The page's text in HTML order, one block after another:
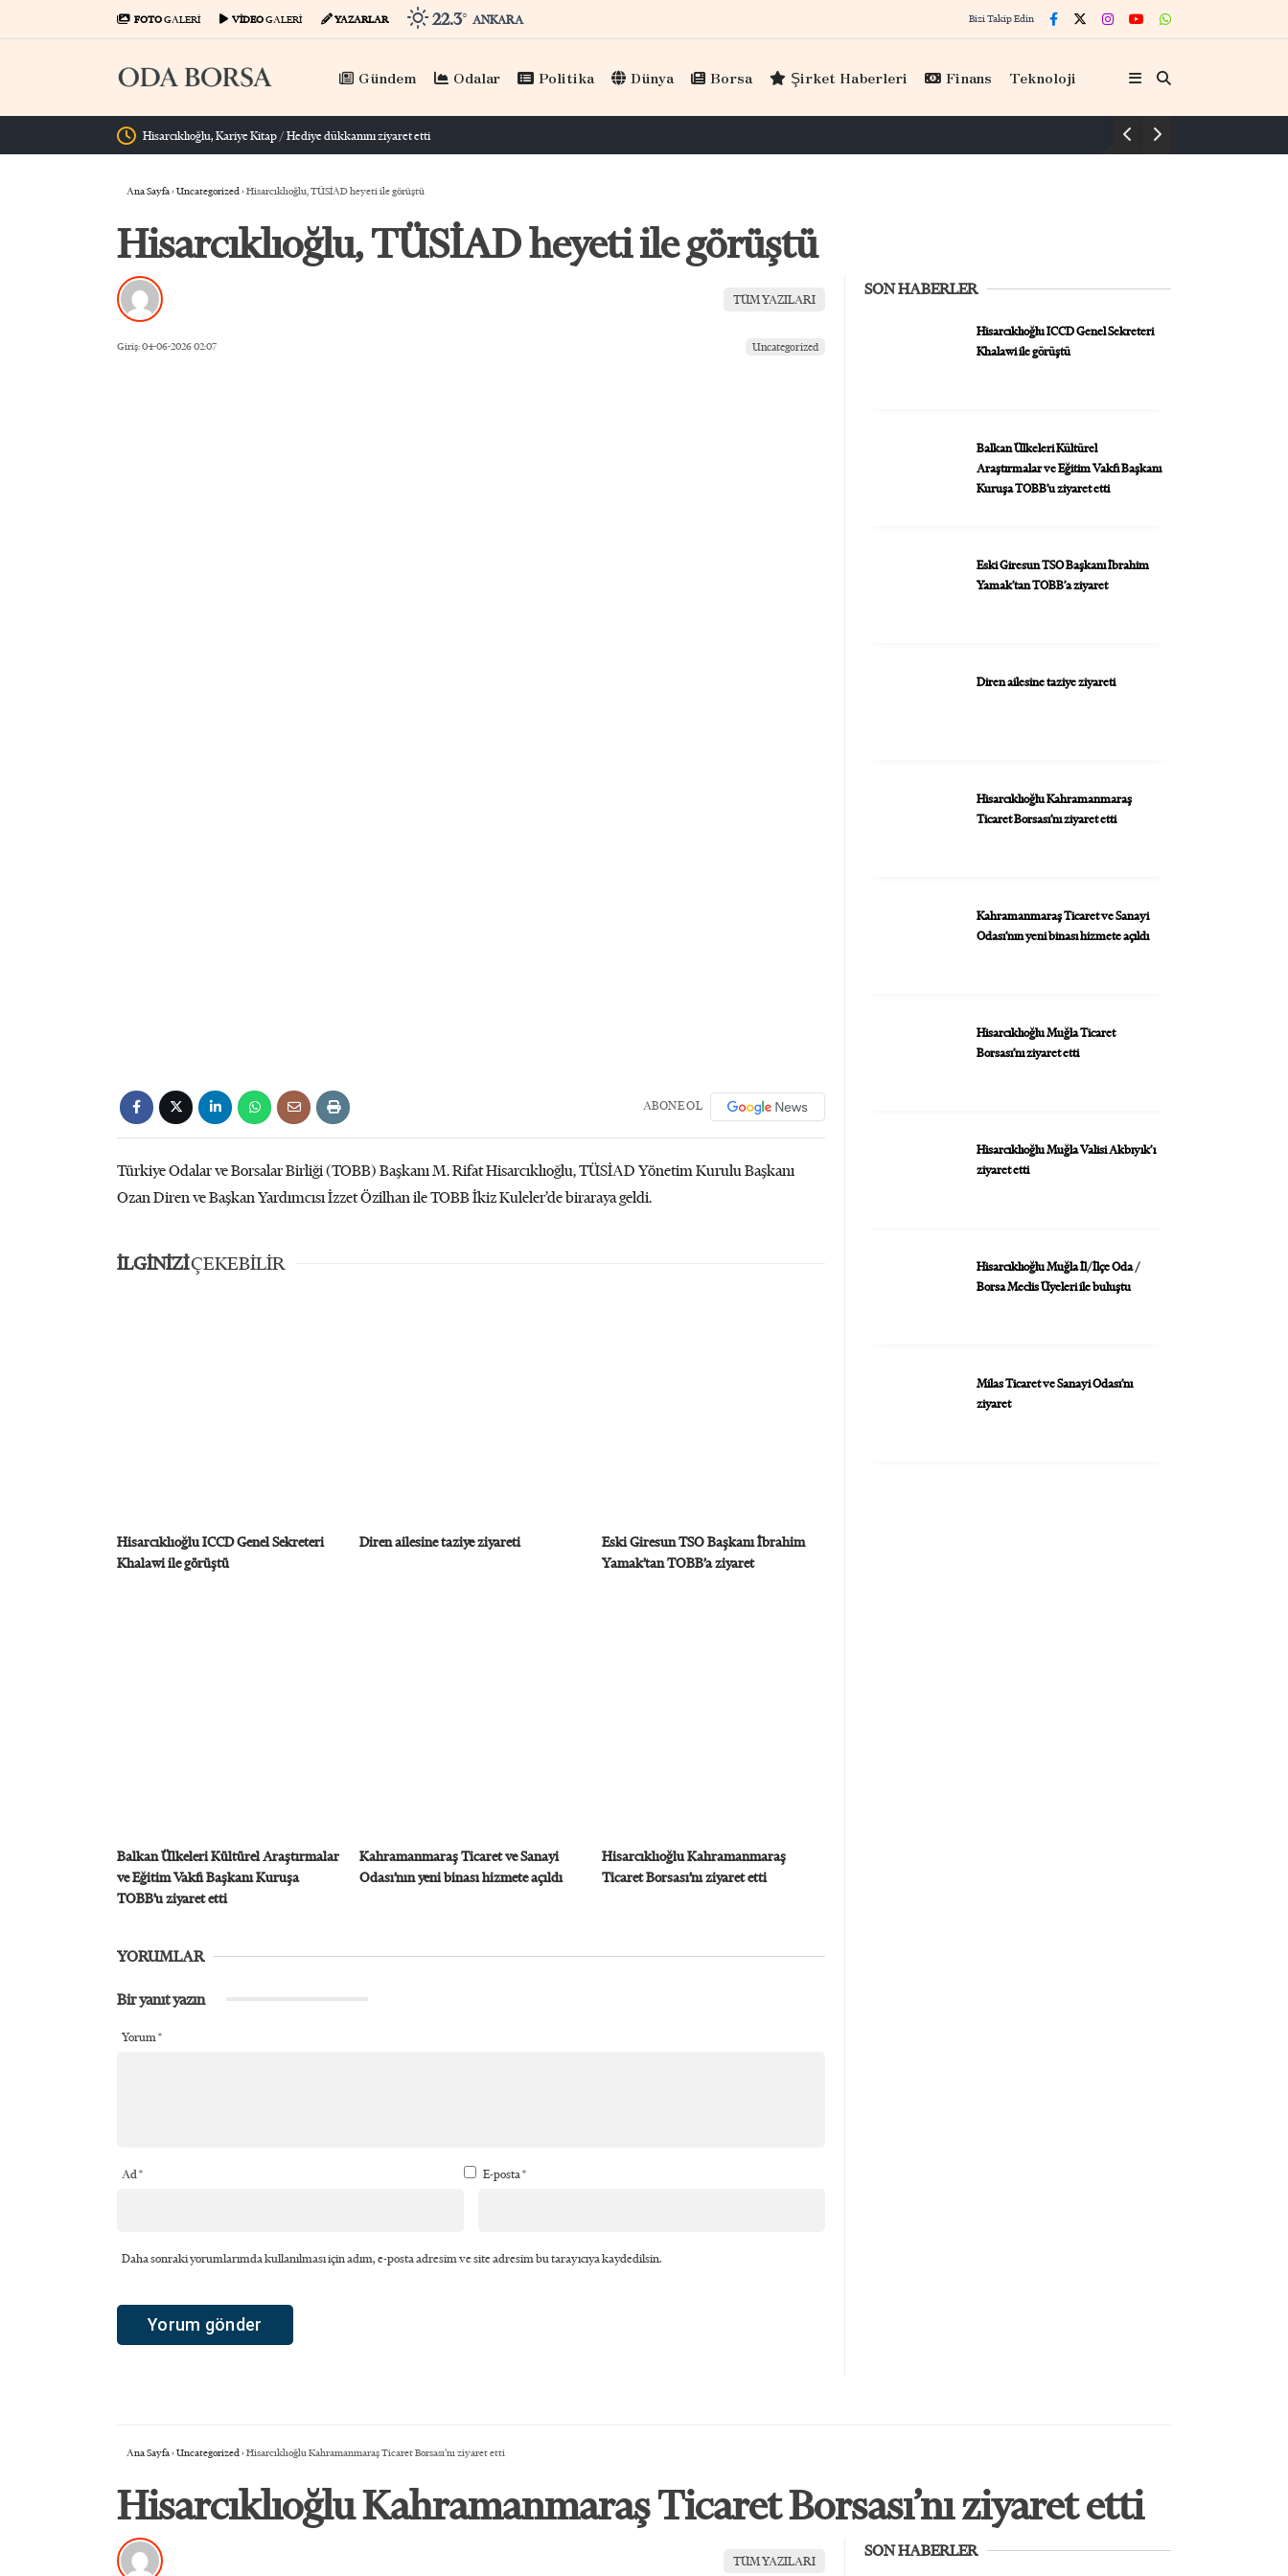
FOTOGALERİ VİDEOGALERİ YAZARLAR 22.3° ANKARA Bizi Takip Edin
Gündem Odalar Politika Dünya Borsa Şirket Haberleri Finans Teknoloji
Hisarcıklıoğlu, KAGİDER üyeleriyle görüştü
Ana Sayfa› Uncategorized› Hisarcıklıoğlu, TÜSİAD heyeti ile görüştü
Hisarcıklıoğlu, TÜSİAD heyeti ile görüştü
TÜM YAZILARI
Giriş: 04-06-2026 02:07 Uncategorized
ABONE OL
Türkiye Odalar ve Borsalar Birliği (TOBB) Başkanı M. Rifat Hisarcıklıoğlu, TÜSİAD Yönetim Kurulu Başkanı
Ozan Diren ve Başkan Yardımcısı İzzet Özilhan ile TOBB İkiz Kuleler’de biraraya geldi.
İLGİNİZİÇEKEBİLİR
Hisarcıklıoğlu ICCD Genel Sekreteri
Khalawi ile görüştü
Diren ailesine taziye ziyareti
Eski Giresun TSO Başkanı İbrahim
Yamak’tan TOBB’a ziyaret
Balkan Ülkeleri Kültürel Araştırmalar
ve Eğitim Vakfı Başkanı Kuruşa
TOBB’u ziyaret etti
Kahramanmaraş Ticaret ve Sanayi
Odası’nın yeni binası hizmete açıldı
Hisarcıklıoğlu Kahramanmaraş
Ticaret Borsası’nı ziyaret etti
YORUMLAR
Bir yanıt yazın
Yorum*
Ad* E-posta*
Daha sonraki yorumlarımda kullanılması için adım, e-posta adresim ve site adresim bu tarayıcıya kaydedilsin.
SON HABERLER
Hisarcıklıoğlu ICCD Genel Sekreteri
Khalawi ile görüştü
Balkan Ülkeleri Kültürel
Araştırmalar ve Eğitim Vakfı Başkanı
Kuruşa TOBB’u ziyaret etti
Eski Giresun TSO Başkanı İbrahim
Yamak’tan TOBB’a ziyaret
Diren ailesine taziye ziyareti
Hisarcıklıoğlu Kahramanmaraş
Ticaret Borsası’nı ziyaret etti
Kahramanmaraş Ticaret ve Sanayi
Odası’nın yeni binası hizmete açıldı
Hisarcıklıoğlu Muğla Ticaret
Borsası’nı ziyaret etti
Hisarcıklıoğlu Muğla Valisi Akbıyık’ı
ziyaret etti
Hisarcıklıoğlu Muğla İl/İlçe Oda /
Borsa Meclis Üyeleri ile buluştu
Milas Ticaret ve Sanayi Odası’nı
ziyaret
Ana Sayfa› Uncategorized› Hisarcıklıoğlu Kahramanmaraş Ticaret Borsası’nı ziyaret etti
Hisarcıklıoğlu Kahramanmaraş Ticaret Borsası’nı ziyaret etti
TÜM YAZILARI
SON HABERLER